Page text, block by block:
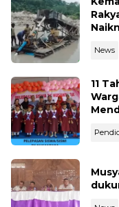
News
11